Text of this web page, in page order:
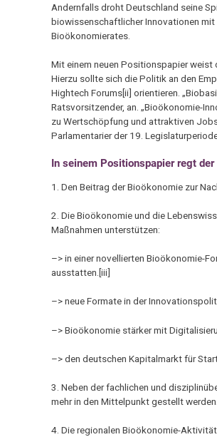
Andernfalls droht Deutschland seine
biowissenschaftlicher Innovationen mit
Bioökonomierates.
Mit einem neuen Positionspapier weist
Hierzu sollte sich die Politik an den
Hightech Forums[ii] orientieren.
Ratsvorsitzender, an. „Bioökonomie-
zu Wertschöpfung und attraktiven
Parlamentarier der 19.
In seinem Positionspapier regt
1. Den Beitrag der Bioökonomie zur
2. Die Bioökonomie und die
Maßnahmen unterstützen:
–> in einer novellierten Bioökonomie-
ausstatten.[iii]
–> neue Formate in der
–> Bioökonomie stärker mit
–> den deutschen Kapitalmarkt für
3. Neben der fachlichen und
mehr in den Mittelpunkt gestellt werden.
4. Die regionalen Bioökonomie-